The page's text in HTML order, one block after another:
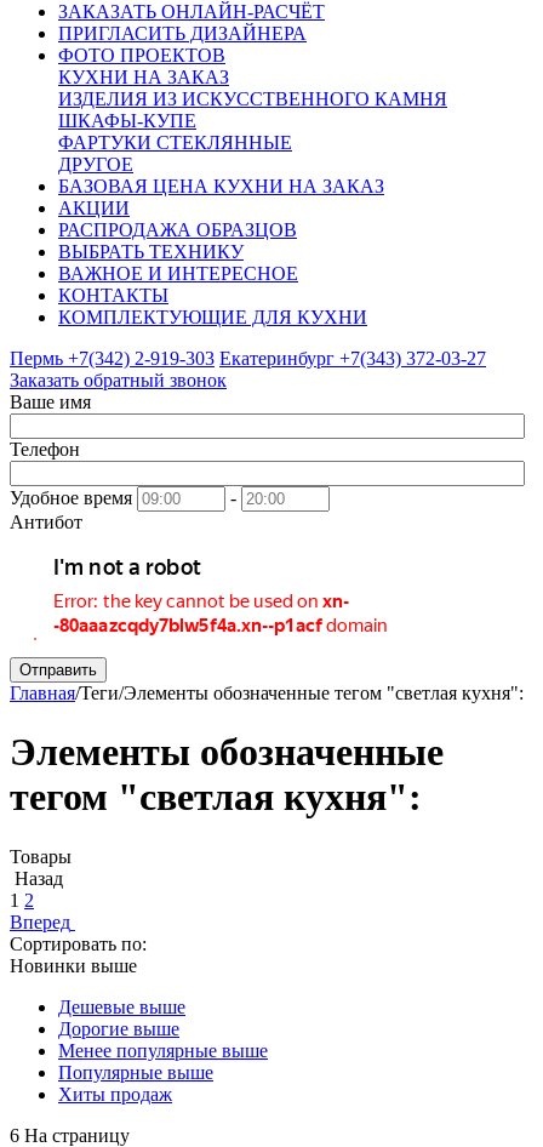
ЗАКАЗАТЬ ОНЛАЙН-РАСЧЁТ
ПРИГЛАСИТЬ ДИЗАЙНЕРА
ФОТО ПРОЕКТОВ
КУХНИ НА ЗАКАЗ
ИЗДЕЛИЯ ИЗ ИСКУССТВЕННОГО КАМНЯ
ШКАФЫ-КУПЕ
ФАРТУКИ СТЕКЛЯННЫЕ
ДРУГОЕ
БАЗОВАЯ ЦЕНА КУХНИ НА ЗАКАЗ
АКЦИИ
РАСПРОДАЖА ОБРАЗЦОВ
ВЫБРАТЬ ТЕХНИКУ
ВАЖНОЕ И ИНТЕРЕСНОЕ
КОНТАКТЫ
КОМПЛЕКТУЮЩИЕ ДЛЯ КУХНИ
Пермь +7(342) 2-919-303 Екатеринбург +7(343) 372-03-27
Заказать обратный звонок
Ваше имя
Телефон
Удобное время
-
Антибот
Отправить
Главная/Теги/Элементы обозначенные тегом "светлая кухня":
Элементы обозначенные
тегом "светлая кухня":
Товары
Назад
1 2
Вперед
Сортировать по:
Новинки выше
Дешевые выше
Дорогие выше
Менее популярные выше
Популярные выше
Хиты продаж
6 На страницу